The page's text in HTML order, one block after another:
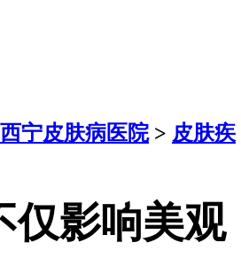
西宁皮肤病医院> 皮肤疾
仅影响美观